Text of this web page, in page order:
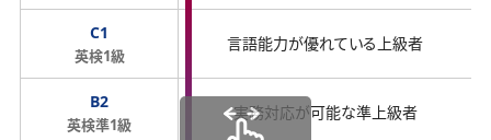
C1
英検1級
言語能力が優れている上級者
B2
英検準1級
実務対応が可能な準上級者